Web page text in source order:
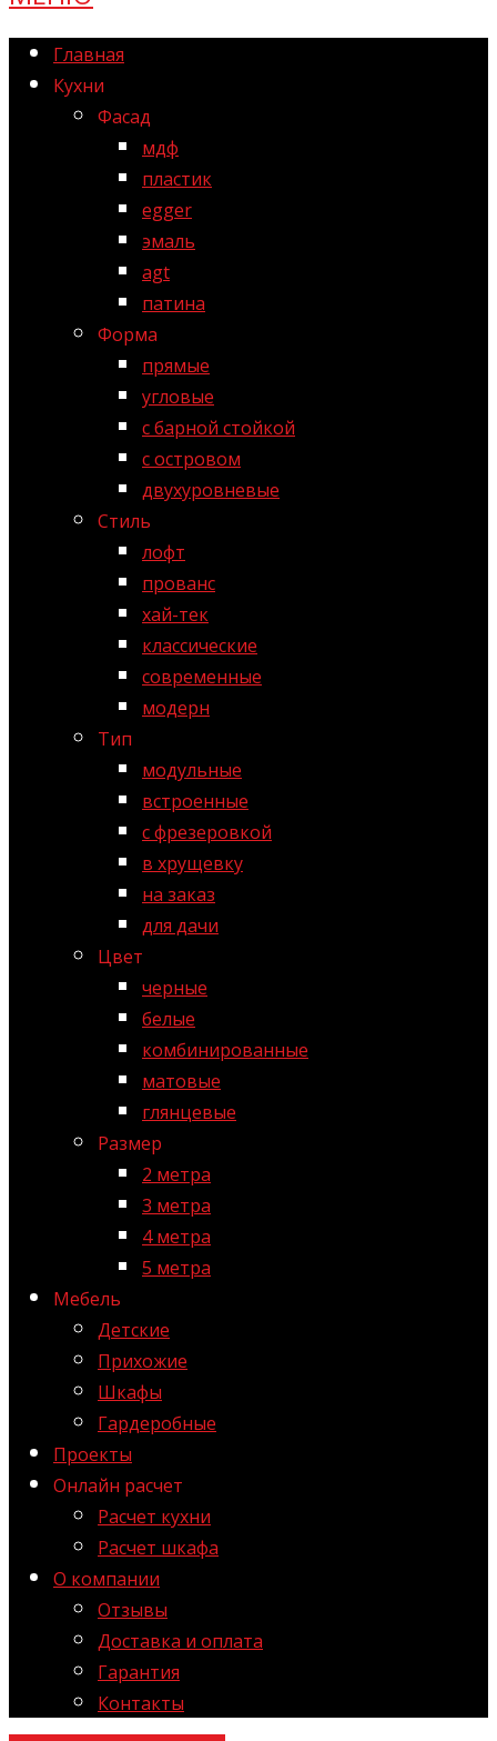
Главная
Кухни
Фасад
мдф
пластик
egger
эмаль
agt
патина
Форма
прямые
угловые
с барной стойкой
с островом
двухуровневые
Стиль
лофт
прованс
хай-тек
классические
современные
модерн
Тип
модульные
встроенные
с фрезеровкой
в хрущевку
на заказ
для дачи
Цвет
черные
белые
комбинированные
матовые
глянцевые
Размер
2 метра
3 метра
4 метра
5 метра
Мебель
Детские
Прихожие
Шкафы
Гардеробные
Проекты
Онлайн расчет
Расчет кухни
Расчет шкафа
О компании
Отзывы
Доставка и оплата
Гарантия
Контакты